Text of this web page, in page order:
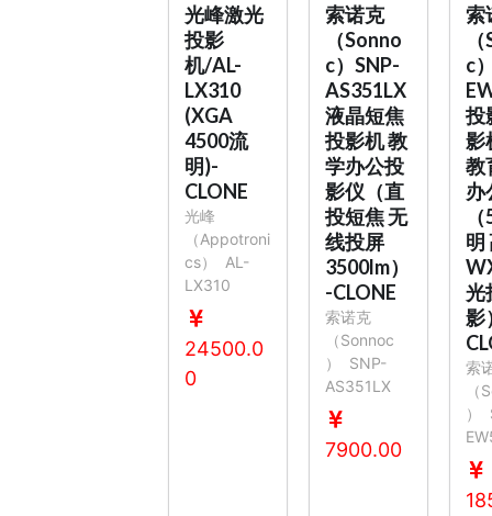
光峰激光
投影
机/AL-
LX310
(XGA
4500流
明)-
CLONE
光峰
（Appotroni
cs）
AL-
LX310
24500.0
0
索诺克
（Sonno
c）SNP-
AS351LX
液晶短焦
投影机 教
学办公投
影仪（直
投短焦 无
线投屏
3500lm）
-CLONE
索诺克
（Sonnoc
）
SNP-
AS351LX
7900.00
索
c
投
影
教
办
明
光
影
索
（
）